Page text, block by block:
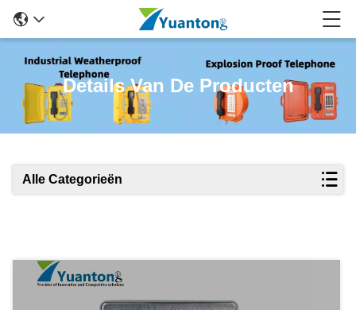
Details Van De Producten
Alle Categorieën